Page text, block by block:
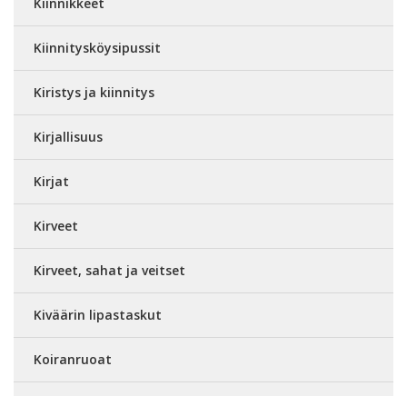
Kiinnitysköysipussit
Kiristys ja kiinnitys
Kirjallisuus
Kirjat
Kirveet
Kirveet, sahat ja veitset
Kiväärin lipastaskut
Koiranruoat